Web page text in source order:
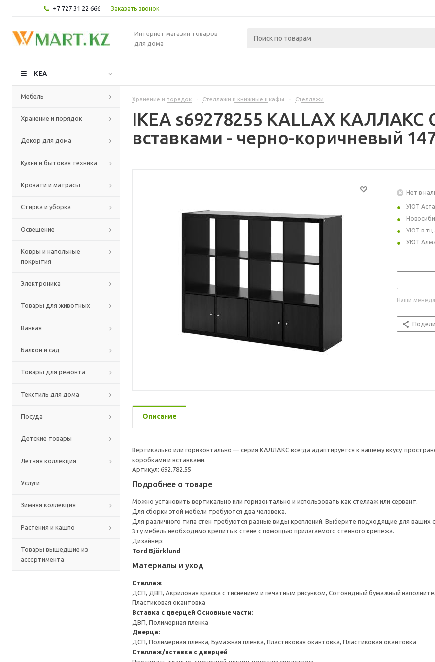
+7 727 31 22 666 Заказать звонок
Интернет магазин товаров
для дома
IKEA
Мебель
Хранение и порядок
Декор для дома
Кухни и бытовая техника
Кровати и матрасы
Стирка и уборка
Освещение
Ковры и напольные
покрытия
Электроника
Товары для животных
Ванная
Балкон и сад
Товары для ремонта
Текстиль для дома
Посуда
Детские товары
Летняя коллекция
Услуги
Зимняя коллекция
Растения и кашпо
Товары вышедшие из
ассортимента
Хранение и порядок - Стеллажи и книжные шкафы - Стеллажи
IKEA s69278255 KALLAX КАЛЛАКС
вставками - черно-коричневый
Нет в
УЮТ
УЮТ в тц
УЮТ
Наши
Описание
Вертикально или горизонтально — серия КАЛЛАКС всегда адаптируется к вашему вкусу,
коробками и вставками.
Артикул: 692.782.55
Подробнее о товаре
Можно установить вертикально или горизонтально и использовать как стеллаж или сервант.
Для сборки этой мебели требуются два человека.
Для различного типа стен требуются разные виды креплений. Выберите подходящие для ваших
Эту мебель необходимо крепить к стене с помощью прилагаемого стенного крепежа.
Дизайнер:
Tord Björklund
Материалы и уход
Стеллаж
ДСП, ДВП, Акриловая краска с тиснением и печатным рисунком, Сотовидный бумажный
Пластиковая окантовка
Вставка с дверцей Основные части:
ДВП, Полимерная пленка
Дверца:
ДСП, Полимерная пленка, Бумажная пленка, Пластиковая окантовка, Пластиковая окантовка
Стеллаж/вставка с дверцей